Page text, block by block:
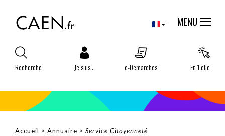
contenu
MENU
Recherche Je suis... e-Démarches En 1 clic
Accueil Annuaire Service Citoyenneté